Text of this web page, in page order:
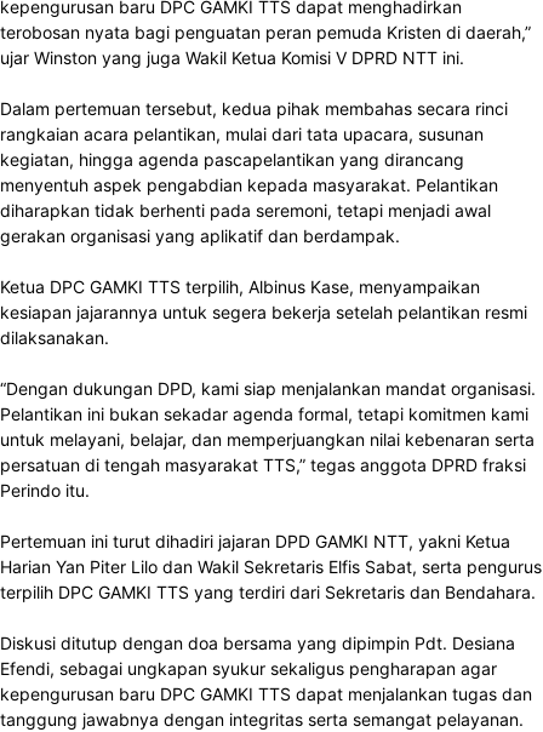
kepengurusan baru DPC GAMKI TTS dapat menghadirkan
terobosan nyata bagi penguatan peran pemuda Kristen di daerah,”
ujar Winston yang juga Wakil Ketua Komisi V DPRD NTT ini.
Dalam pertemuan tersebut, kedua pihak membahas secara rinci
rangkaian acara pelantikan, mulai dari tata upacara, susunan
kegiatan, hingga agenda pascapelantikan yang dirancang
menyentuh aspek pengabdian kepada masyarakat. Pelantikan
diharapkan tidak berhenti pada seremoni, tetapi menjadi awal
gerakan organisasi yang aplikatif dan berdampak.
Ketua DPC GAMKI TTS terpilih, Albinus Kase, menyampaikan
kesiapan jajarannya untuk segera bekerja setelah pelantikan resmi
dilaksanakan.
“Dengan dukungan DPD, kami siap menjalankan mandat organisasi.
Pelantikan ini bukan sekadar agenda formal, tetapi komitmen kami
untuk melayani, belajar, dan memperjuangkan nilai kebenaran serta
persatuan di tengah masyarakat TTS,” tegas anggota DPRD fraksi
Perindo itu.
Pertemuan ini turut dihadiri jajaran DPD GAMKI NTT, yakni Ketua
Harian Yan Piter Lilo dan Wakil Sekretaris Elfis Sabat, serta pengurus
terpilih DPC GAMKI TTS yang terdiri dari Sekretaris dan Bendahara.
Diskusi ditutup dengan doa bersama yang dipimpin Pdt. Desiana
Efendi, sebagai ungkapan syukur sekaligus pengharapan agar
kepengurusan baru DPC GAMKI TTS dapat menjalankan tugas dan
tanggung jawabnya dengan integritas serta semangat pelayanan.